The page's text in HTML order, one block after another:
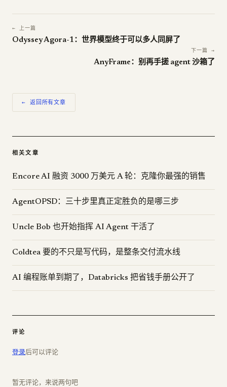
← 上一篇
Odyssey Agora-1：世界模型终于可以多人同屏了
下一篇 →
AnyFrame：别再手搓 agent 沙箱了
← 返回所有文章
相关文章
Encore AI 融资 3000 万美元 A 轮：克隆你最强的销售
AgentOPSD：三十步里真正定胜负的是哪三步
Uncle Bob 也开始指挥 AI Agent 干活了
Coldtea 要的不只是写代码，是整条交付流水线
AI 编程账单到期了，Databricks 把省钱手册公开了
评论
登录后可以评论
暂无评论，来说两句吧